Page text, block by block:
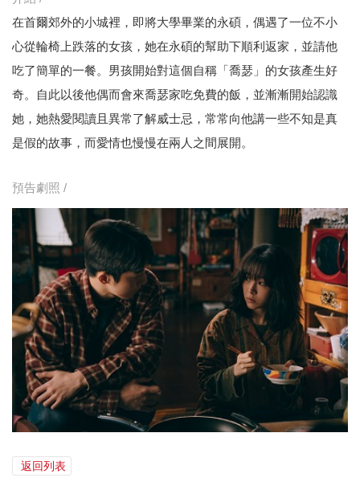
在首爾郊外的小城裡，即將大學畢業的永碩，偶遇了一位不小
心從輪椅上跌落的女孩，她在永碩的幫助下順利返家，並請他
吃了簡單的一餐。男孩開始對這個自稱「喬瑟」的女孩產生好
奇。自此以後他偶而會來喬瑟家吃免費的飯，並漸漸開始認識
她，她熱愛閱讀且異常了解威士忌，常常向他講一些不知是真
是假的故事，而愛情也慢慢在兩人之間展開。
預告劇照 /
返回列表